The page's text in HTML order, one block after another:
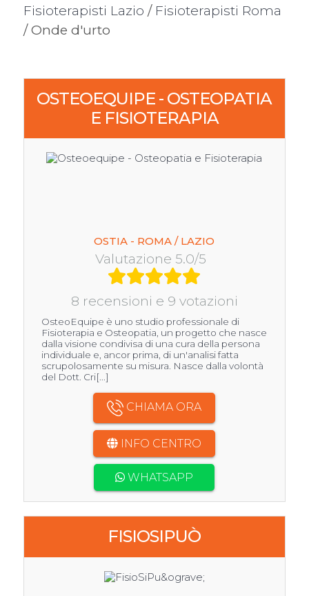
Fisioterapisti Lazio / Fisioterapisti Roma
/ Onde d'urto
OSTEOEQUIPE - OSTEOPATIA
E FISIOTERAPIA
OSTIA - ROMA / LAZIO
Valutazione 5.0/5
8 recensioni e 9 votazioni
OsteoEquipe è uno studio professionale di
Fisioterapia e Osteopatia, un progetto che nasce
dalla visione condivisa di una cura della persona
individuale e, ancor prima, di un'analisi fatta
scrupolosamente su misura. Nasce dalla volontà
del Dott. Cri[...]
CHIAMA ORA
INFO CENTRO
WHATSAPP
FISIOSIPUÒ